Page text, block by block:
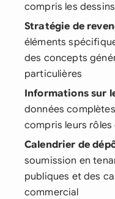
compris les
Stratégie de
éléments
des concepts
particulières
Informations sur
données
compris leurs
Calendrier de
soumission en
publiques et des
commercial